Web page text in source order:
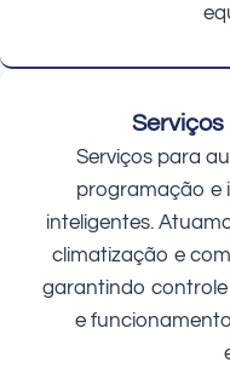
Serviços para
programação e
inteligentes.
climatização e
garantindo
e